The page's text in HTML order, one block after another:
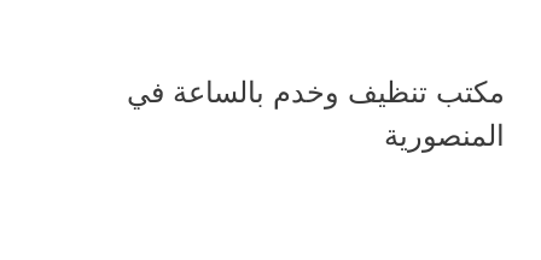
مكتب تنظيف وخدم بالساعة في
المنصورية